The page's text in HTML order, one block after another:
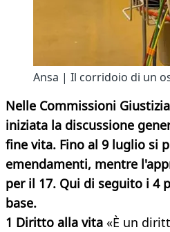
Ansa | Il corridoio di un
Nelle Commissioni
iniziata la discussione
fine vita. Fino al 9 luglio si
emendamenti, mentre
per il 17. Qui di seguito i 4
base.
1 Diritto alla vita «È un